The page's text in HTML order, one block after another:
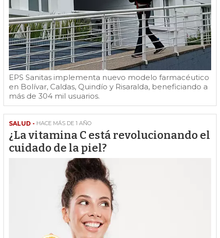
EPS Sanitas implementa nuevo modelo farmacéutico
en Bolívar, Caldas, Quindío y Risaralda, beneficiando a
más de 304 mil usuarios.
SALUD - HACE MÁS DE 1 AÑO
¿La vitamina C está revolucionando el
cuidado de la piel?